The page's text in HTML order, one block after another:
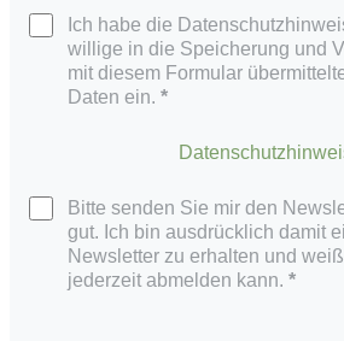
Ich habe die
willige in die Speicherung und
mit diesem Formular
Daten ein.
Bitte senden Sie mir den
gut. Ich bin ausdrücklich damit
Newsletter zu erhalten und
jederzeit abmelden kann.